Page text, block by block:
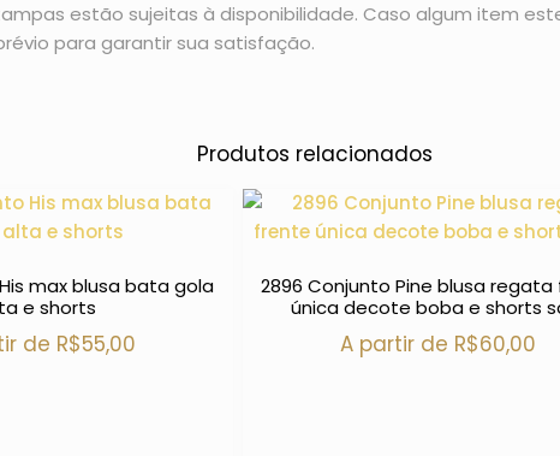
estão sujeitas à disponibilidade. Caso algum item
para garantir sua satisfação.
Produtos relacionados
max blusa bata gola
e shorts
de R$55,00
2896 Conjunto Pine blusa
única decote boba e shorts
A partir de R$60,00